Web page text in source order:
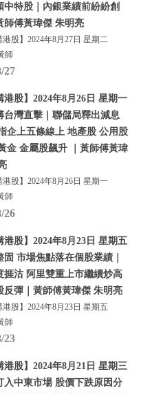
中特股｜內銀業績前紛紛創
師傅黃瑋傑 朱明亮
港股】2024年8月27日 星期二
師
27
港股】2024年8月26日 星期一
台灣直擊｜聯儲局釋出減息
企上五條線上 地產股 公用股
金 金屬股飆升 ｜黃師傅黃瑋
港股】2024年8月26日 星期一
師
26
港股】2024年8月23日 星期五
固 市場焦點落在個股業績｜
捱沽 阿里雙重上市繼續炒高
反彈｜黃師傅黃瑋傑 朱明亮
港股】2024年8月23日 星期五
師
23
港股】2024年8月21日 星期三
入中東市場 股價下跌原因分